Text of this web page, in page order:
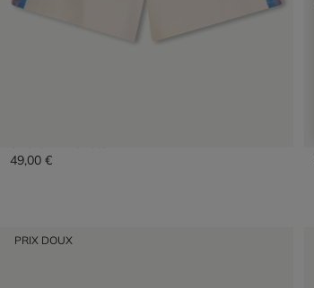
49,00 €
PRIX DOUX